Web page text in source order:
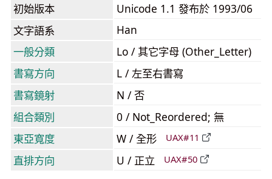
初始版本
Unicode 1.1 發布於 1993/06
文字語系
Han
一般分類
Lo / 其它字母 (Other_Letter)
書寫方向
L / 左至右書寫
書寫鏡射
N / 否
組合類別
0 / Not_Reordered; 無
東亞寬度
W / 全形 UAX#11
直排方向 U / 正立 UAX#50